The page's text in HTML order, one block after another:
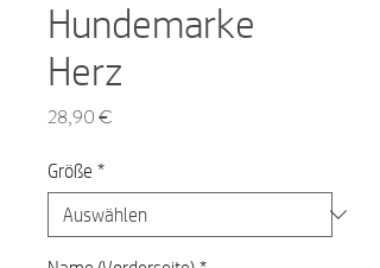
Hundemarke
Herz
28,90 €
Größe *